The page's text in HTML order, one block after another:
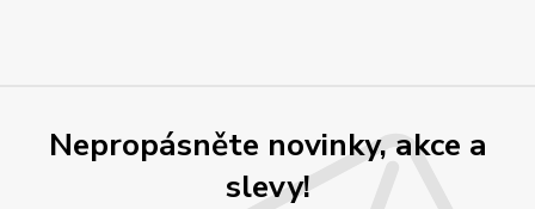
Nepropásněte novinky, akce a
slevy!